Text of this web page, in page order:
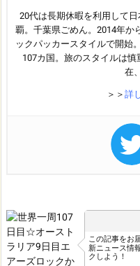
20代は長期休暇を利用して
覇。千葉県ごめん。2014年か
ックパッカースタイルで開始
107カ国。旅のスタイルは
在
＞＞ 詳
この記事をお
新ニュース情
クしよう！